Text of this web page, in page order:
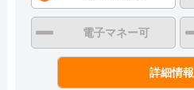
電子マネー可
詳細情報